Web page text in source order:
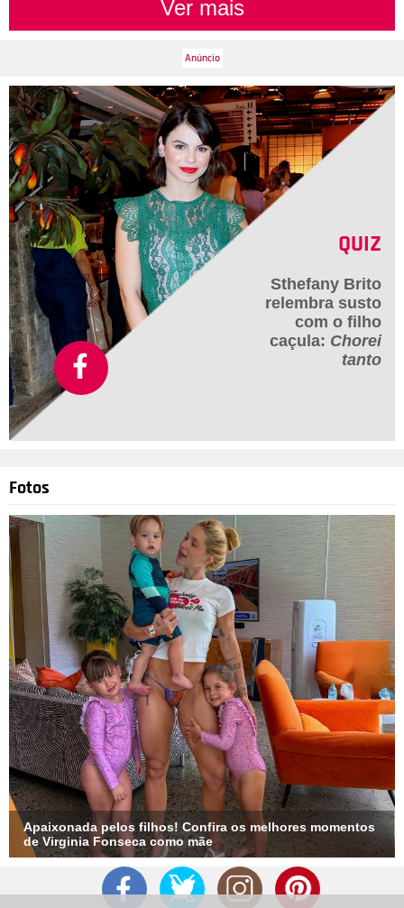
Ver mais
QUIZ
Sthefany Brito
relembra susto
com o filho
caçula: Chorei
tanto
Fotos
Apaixonada pelos filhos! Confira os melhores momentos
de Virginia Fonseca como mãe